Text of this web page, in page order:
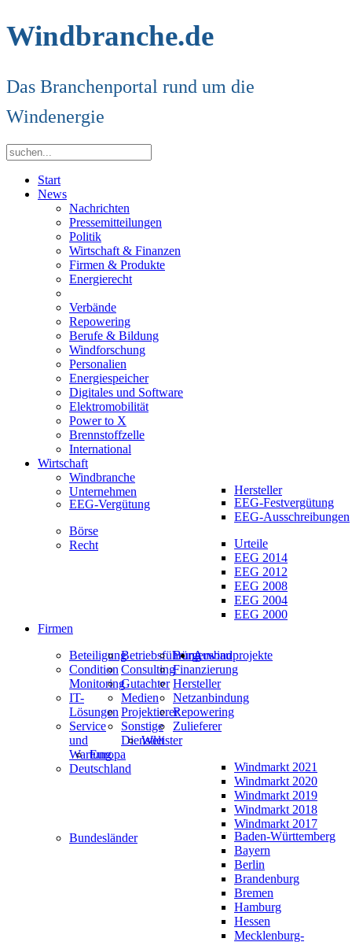
Windbranche.de
Das Branchenportal rund um die
Windenergie
Start
News
Nachrichten
Pressemitteilungen
Politik
Wirtschaft & Finanzen
Firmen & Produkte
Energierecht
Verbände
Repowering
Berufe & Bildung
Windforschung
Personalien
Energiespeicher
Digitales und Software
Elektromobilität
Power to X
Brennstoffzelle
International
Wirtschaft
Windbranche
Unternehmen
Hersteller
EEG-Vergütung
EEG-Festvergütung
EEG-Ausschreibungen
Börse
Recht
Urteile
EEG 2014
EEG 2012
EEG 2008
EEG 2004
EEG 2000
Firmen
BeteiligungBetriebsführungBürgerwindprojekte
Condition
Monitoring
ConsultingFinanzierung
Gutachter Hersteller
IT-
Lösungen
Medien
Netzanbindung
ProjektiererRepowering
Service
und
Wartung
Sonstige
Dienstleister
Zulieferer
Ausbau
Welt
Europa
Deutschland
Windmarkt 2021
Windmarkt 2020
Windmarkt 2019
Windmarkt 2018
Windmarkt 2017
Bundesländer
Baden-Württemberg
Bayern
Berlin
Brandenburg
Bremen
Hamburg
Hessen
Mecklenburg-